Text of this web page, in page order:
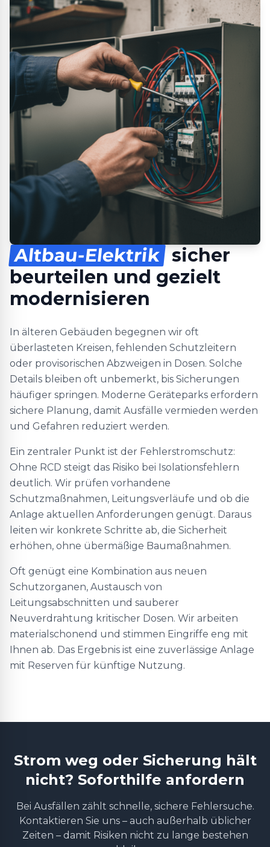
Altbau-Elektrik sicher
beurteilen und gezielt
modernisieren
In älteren Gebäuden begegnen wir oft
überlasteten Kreisen, fehlenden Schutzleitern
oder provisorischen Abzweigen in Dosen. Solche
Details bleiben oft unbemerkt, bis Sicherungen
häufiger springen. Moderne Geräteparks erfordern
sichere Planung, damit Ausfälle vermieden werden
und Gefahren reduziert werden.
Ein zentraler Punkt ist der Fehlerstromschutz:
Ohne RCD steigt das Risiko bei Isolationsfehlern
deutlich. Wir prüfen vorhandene
Schutzmaßnahmen, Leitungsverläufe und ob die
Anlage aktuellen Anforderungen genügt. Daraus
leiten wir konkrete Schritte ab, die Sicherheit
erhöhen, ohne übermäßige Baumaßnahmen.
Oft genügt eine Kombination aus neuen
Schutzorganen, Austausch von
Leitungsabschnitten und sauberer
Neuverdrahtung kritischer Dosen. Wir arbeiten
materialschonend und stimmen Eingriffe eng mit
Ihnen ab. Das Ergebnis ist eine zuverlässige Anlage
mit Reserven für künftige Nutzung.
Strom weg oder Sicherung hält
nicht? Soforthilfe anfordern
Bei Ausfällen zählt schnelle, sichere Fehlersuche.
Kontaktieren Sie uns – auch außerhalb üblicher
Zeiten – damit Risiken nicht zu lange bestehen